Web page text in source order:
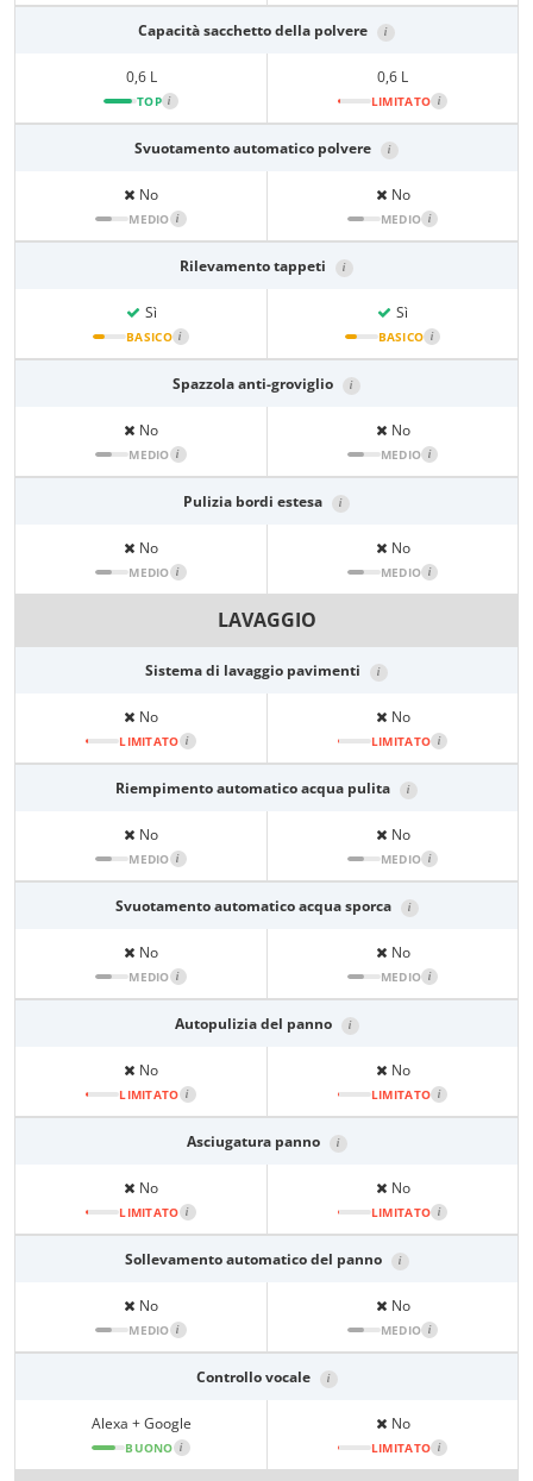
Capacità sacchetto della polvere i
0,6 L
TOP i
0,6 L
LIMITATO i
Svuotamento automatico polvere i
No
MEDIO i
No
MEDIO i
Rilevamento tappeti i
Sì
BASICO i
Sì
BASICO i
Spazzola anti-groviglio i
No
MEDIO i
No
MEDIO i
Pulizia bordi estesa i
No
MEDIO i
No
MEDIO i
LAVAGGIO
Sistema di lavaggio pavimenti i
No
LIMITATO i
No
LIMITATO i
Riempimento automatico acqua pulita i
No
MEDIO i
No
MEDIO i
Svuotamento automatico acqua sporca i
No
MEDIO i
No
MEDIO i
Autopulizia del panno i
No
LIMITATO i
No
LIMITATO i
Asciugatura panno i
No
LIMITATO i
No
LIMITATO i
Sollevamento automatico del panno i
No
MEDIO i
No
MEDIO i
Controllo vocale i
Alexa + Google
BUONO i
No
LIMITATO i